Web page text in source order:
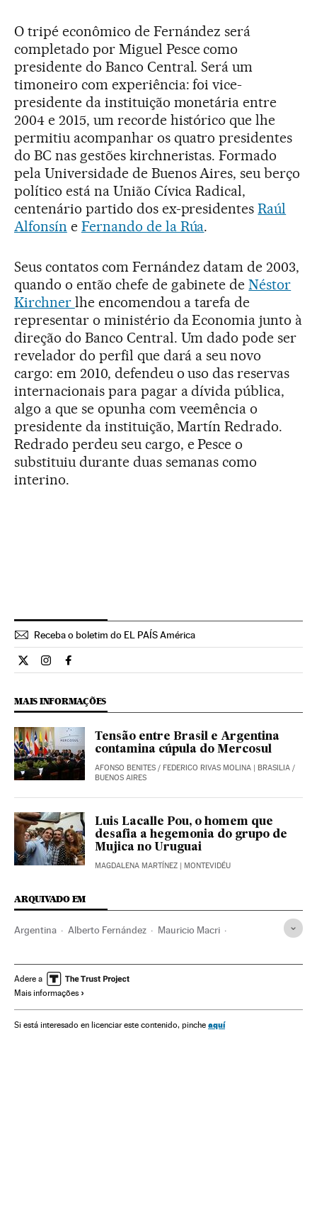
O tripé econômico de Fernández será
completado por Miguel Pesce como
presidente do Banco Central. Será um
timoneiro com experiência: foi vice-
presidente da instituição monetária entre
2004 e 2015, um recorde histórico que lhe
permitiu acompanhar os quatro presidentes
do BC nas gestões kirchneristas. Formado
pela Universidade de Buenos Aires, seu berço
político está na União Cívica Radical,
centenário partido dos ex-presidentesRaúl
Alfonsín e Fernando de la Rúa.
Seus contatos com Fernández datam de 2003,
quando o então chefe de gabinete deNéstor
Kirchner lhe encomendou a tarefa de
representar o ministério da Economia junto à
direção do Banco Central. Um dado pode ser
revelador do perfil que dará a seu novo
cargo: em 2010, defendeu o uso das reservas
internacionais para pagar a dívida pública,
algo a que se opunha com veemência o
presidente da instituição, Martín Redrado.
Redrado perdeu seu cargo, e Pesce o
substituiu durante duas semanas como
interino.
Receba o boletim do EL PAÍS América
Internacional El País Brasil en Twitter
Internacional El País Brasil en Instagram
Internacional El País Brasil en Facebook
MAIS INFORMAÇÕES
Tensão entre Brasil e Argentina
contamina cúpula do Mercosul
AFONSO BENITES / FEDERICO RIVAS MOLINA | BRASILIA /
BUENOS AIRES
Luis Lacalle Pou, o homem que
desafia a hegemonia do grupo de
Mujica no Uruguai
MAGDALENA MARTÍNEZ | MONTEVIDÉU
ARQUIVADO EM
Argentina Alberto Fernández Mauricio Macri
Adere a
Mais informações
Si está interesado en licenciar este contenido, pinche aquí